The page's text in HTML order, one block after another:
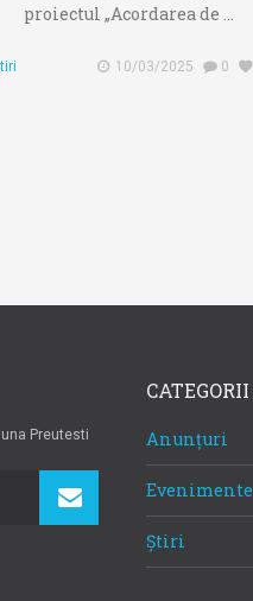
proiectul „Acordarea de ...
10/03/2025 0
Preutesti
CATEGORII
Anunțuri
Evenimente
Știri